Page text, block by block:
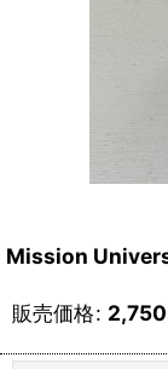
Mission
販売価格: 2,750